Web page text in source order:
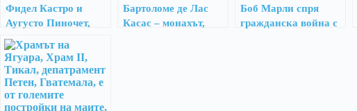
Фидел Кастро и
Аугусто Пиночет,
1971 г.
Бартоломе де Лас
Касас – монахът,
Боб Марли спря
гражданска война с